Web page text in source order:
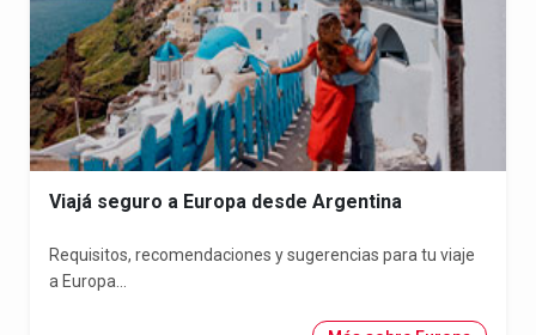
Viajá seguro a Europa desde Argentina
Requisitos, recomendaciones y sugerencias para tu viaje
a Europa...